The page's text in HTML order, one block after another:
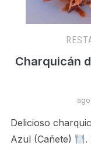
Charquicán
Delicioso
Azul (Cañete)
.